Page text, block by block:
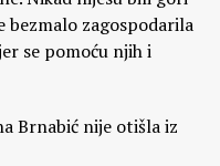
bezmalo zagospodarila
se pomoću njih i
Brnabić nije otišla iz